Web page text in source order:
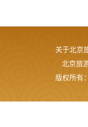
关于北京
北京旅
版权所有